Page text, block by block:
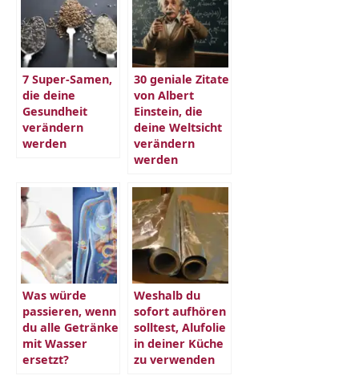
7 Super-Samen,
die deine
Gesundheit
verändern
werden
30 geniale Zitate
von Albert
Einstein, die
deine Weltsicht
verändern
werden
Was würde
passieren, wenn
du alle Getränke
mit Wasser
ersetzt?
Weshalb du
sofort aufhören
solltest, Alufolie
in deiner Küche
zu verwenden